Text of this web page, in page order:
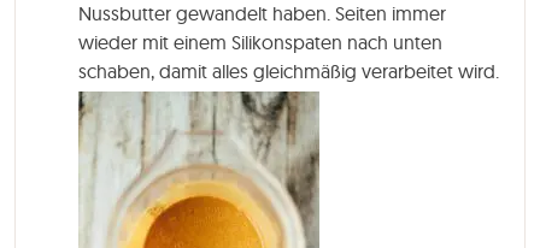
Nussbutter gewandelt haben. Seiten immer
wieder mit einem Silikonspaten nach unten
schaben, damit alles gleichmäßig verarbeitet wird.